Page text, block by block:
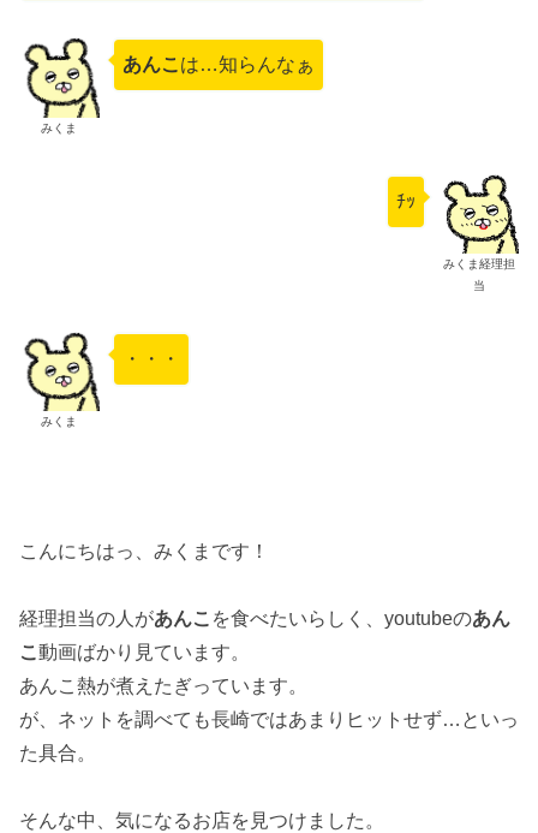
みくま
あんこ は…知らんなぁ
みくま経理担
当
ﾁｯ
みくま
・・・
こんにちはっ、みくまです！
経理担当の人があんこ を食べたいらしく、youtubeのあん
こ 動画ばかり見ています。
あんこ熱が煮えたぎっています。
が、ネットを調べても長崎ではあまりヒットせず…といっ
た具合。
そんな中、気になるお店を見つけました。